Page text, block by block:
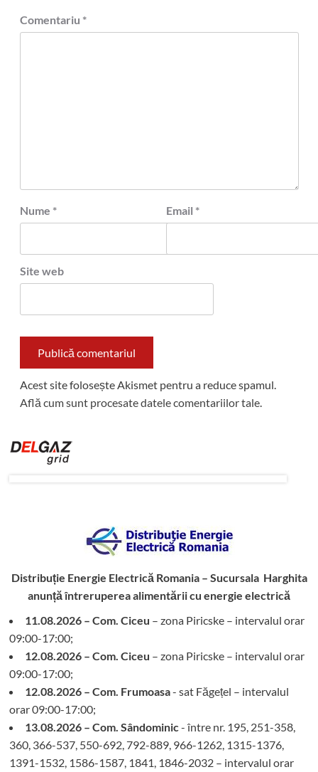
Comentariu *
Nume * Email *
Site web
Acest site folosește Akismet pentru a reduce spamul.
Află cum sunt procesate datele comentariilor tale.
Distribuție Energie Electrică Romania – Sucursala Harghita
anunță întreruperea alimentării cu energie electrică
11.08.2026 – Com. Ciceu – zona Piricske – intervalul orar
09:00-17:00;
12.08.2026 – Com. Ciceu – zona Piricske – intervalul orar
09:00-17:00;
12.08.2026 – Com. Frumoasa- sat Făgețel – intervalul
orar 09:00-17:00;
13.08.2026 – Com. Sândominic- între nr. 195, 251-358,
360, 366-537, 550-692, 792-889, 966-1262, 1315-1376,
1391-1532, 1586-1587, 1841, 1846-2032 – intervalul orar